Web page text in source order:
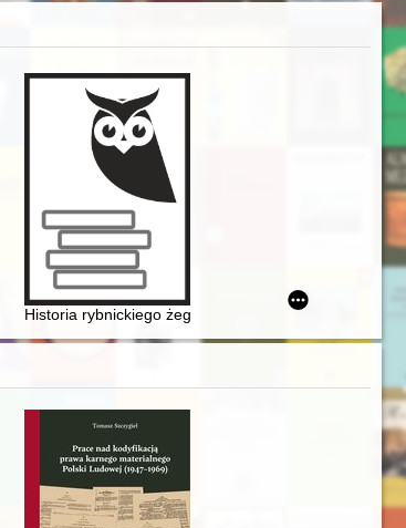
jubileuszowa z okazji 100-lecia szkoły w
Historia rybnickiego żeglarstwa : 60 lat pod żaglami :